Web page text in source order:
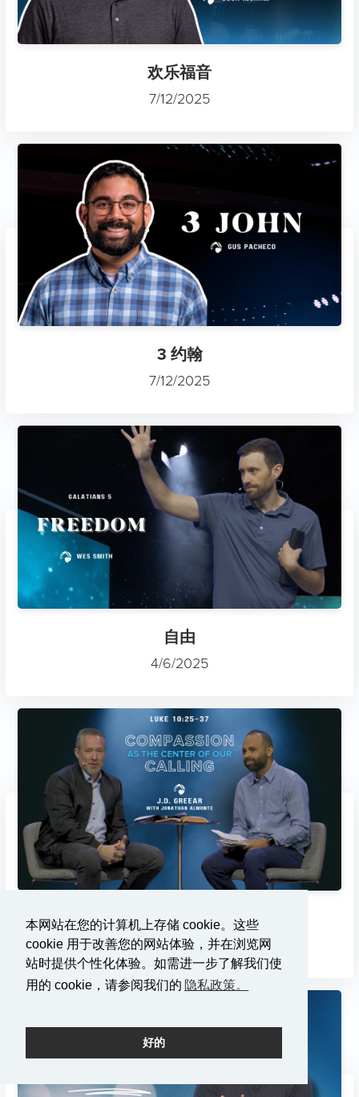
本网站在您的计算机上存储 cookie。这些
cookie 用于改善您的网站体验，并在浏览网
站时提供个性化体验。如需进一步了解我们使
用的 cookie，请参阅我们的 隐私政策。
好的
欢乐福音
7/12/2025
3 约翰
7/12/2025
自由
4/6/2025
以慈悲为中心...
3/2/2025